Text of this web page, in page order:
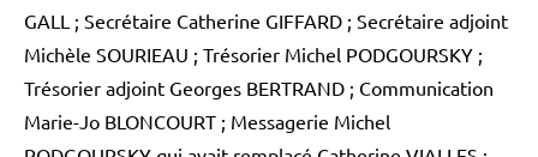
GALL ; Secrétaire Catherine GIFFARD ; Secrétaire adjoint
Michèle SOURIEAU ; Trésorier Michel PODGOURSKY ;
Trésorier adjoint Georges BERTRAND ; Communication
Marie-Jo BLONCOURT ; Messagerie Michel